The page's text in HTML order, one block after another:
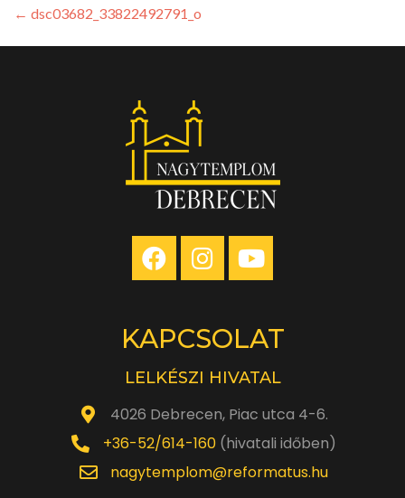
← dsc03682_33822492791_o
KAPCSOLAT
LELKÉSZI HIVATAL
4026 Debrecen, Piac utca 4-6.
+36-52/614-160(hivatali időben)
nagytemplom@reformatus.hu